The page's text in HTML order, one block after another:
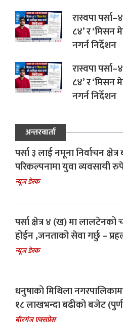
रास्वपा
८४’ र ‘मिसन
नगर्न निर्देशन
रास्वपा
८४’ र ‘मिसन
नगर्न निर्देशन
अन्तरवार्ता
पर्सा ३ लाई नमूना निर्वाचन
परिकल्पनामा युवा व्यवसायी
न्यूज डेस्क
पर्सा क्षेत्र ४ (ख) मा लालटेनको
होईन ,जनताको सेवा गर्छु –
न्यूज डेस्क
धनुषाको मिथिला
१८ लाखभन्दा बढीको बजेट
बीरगंज एक्सप्रेस